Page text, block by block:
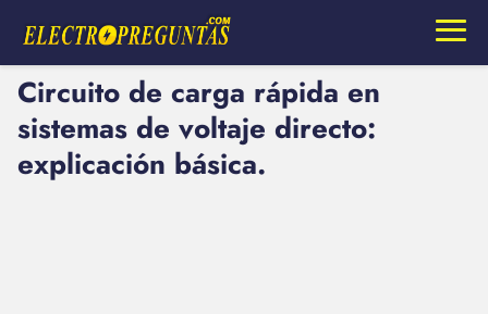
Circuito de carga rápida en
sistemas de voltaje directo:
explicación básica.